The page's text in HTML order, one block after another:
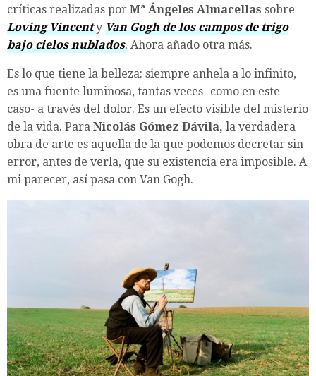
críticas realizadas por Mª Ángeles Almacellas sobre
Loving Vincent y Van Gogh de los campos de trigo
bajo cielos nublados. Ahora añado otra más.
Es lo que tiene la belleza: siempre anhela a lo infinito,
es una fuente luminosa, tantas veces -como en este
caso- a través del dolor. Es un efecto visible del misterio
de la vida. Para Nicolás Gómez Dávila, la verdadera
obra de arte es aquella de la que podemos decretar sin
error, antes de verla, que su existencia era imposible. A
mi parecer, así pasa con Van Gogh.